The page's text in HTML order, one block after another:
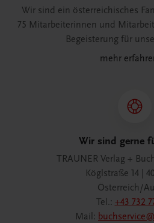
Wir sind ein österreichisches
75 Mitarbeiterinnen und
Begeisterung für
mehr
Wir sind gerne
TRAUNER Verlag +
Köglstraße 14 |
Österreich/
Tel.: +43 732
Mail: